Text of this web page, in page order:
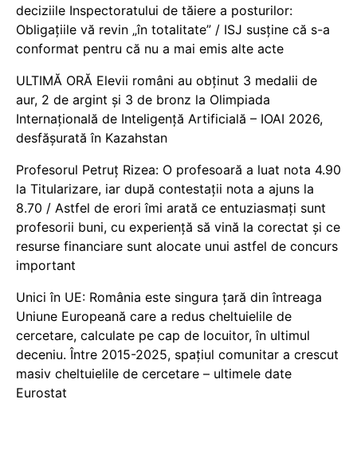
deciziile Inspectoratului de tăiere a posturilor:
Obligațiile vă revin „în totalitate” / ISJ susține că s-a
conformat pentru că nu a mai emis alte acte
ULTIMĂ ORĂ Elevii români au obținut 3 medalii de
aur, 2 de argint și 3 de bronz la Olimpiada
Internațională de Inteligență Artificială – IOAI 2026,
desfășurată în Kazahstan
Profesorul Petruț Rizea: O profesoară a luat nota 4.90
la Titularizare, iar după contestații nota a ajuns la
8.70 / Astfel de erori îmi arată ce entuziasmați sunt
profesorii buni, cu experiență să vină la corectat și ce
resurse financiare sunt alocate unui astfel de concurs
important
Unici în UE: România este singura țară din întreaga
Uniune Europeană care a redus cheltuielile de
cercetare, calculate pe cap de locuitor, în ultimul
deceniu. Între 2015-2025, spațiul comunitar a crescut
masiv cheltuielile de cercetare – ultimele date
Eurostat